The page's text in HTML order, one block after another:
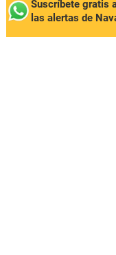
Suscríbete gratis
las alertas de